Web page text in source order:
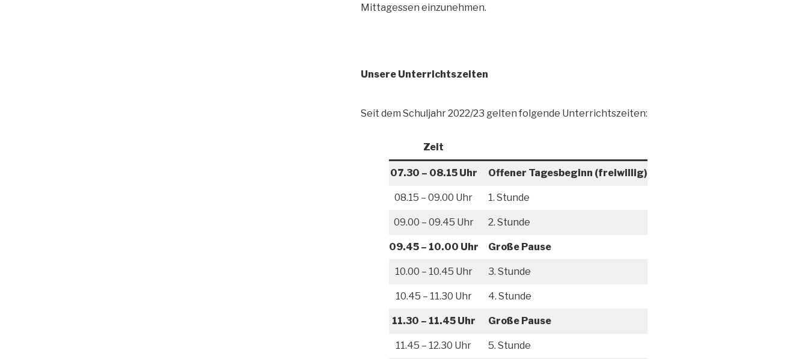
Mittagessen einzunehmen.
Unsere Unterrichtszeiten
Seit dem Schuljahr 2022/23 gelten folgende Unterrichtszeiten:
Zeit
07.30 – 08.15 Uhr Offener Tagesbeginn (freiwillig)
08.15 – 09.00 Uhr 1. Stunde
09.00 – 09.45 Uhr 2. Stunde
09.45 – 10.00 Uhr Große Pause
10.00 – 10.45 Uhr 3. Stunde
10.45 – 11.30 Uhr 4. Stunde
11.30 – 11.45 Uhr Große Pause
11.45 – 12.30 Uhr 5. Stunde